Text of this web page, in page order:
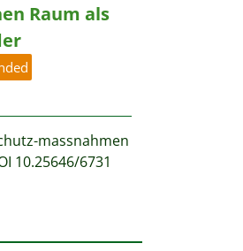
Raum als
massnahmen
10.25646/6731